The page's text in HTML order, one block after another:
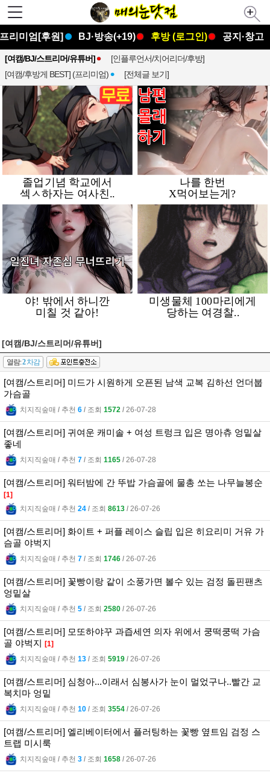
프리미엄[후원] BJ·방송(+19) 후방 (로그인) 공지·창고
[여캠/BJ/스트리머/유튜버]
[인플루언서/치어리더/후방]
[여캠/후방게 BEST] (프리미엄)
[전체글 보기]
[여캠/BJ/스트리머/유튜버]
열람:2차감
[여캠/스트리머] 미드가 시원하게 오픈된 남색 교복 김하선 언더붑
가슴골
치지직숲매 l 추천 6 l 조회 1572 l 26-07-28
[여캠/스트리머] 귀여운 캐미솔 + 여성 트렁크 입은 명아츄 엉밑살
좋네
치지직숲매 l 추천 7 l 조회 1165 l 26-07-28
[여캠/스트리머] 워터밤에 간 뚜밥 가슴골에 물총 쏘는 나무늘봉순
[1]
치지직숲매 l 추천 24 l 조회 8613 l 26-07-26
[여캠/스트리머] 화이트 + 퍼플 레이스 슬립 입은 히요리미 거유 가
슴골 야벅지
치지직숲매 l 추천 7 l 조회 1746 l 26-07-26
[여캠/스트리머] 꽃빵이랑 같이 소풍가면 볼수 있는 검정 돌핀팬츠
엉밑살
치지직숲매 l 추천 5 l 조회 2580 l 26-07-26
[여캠/스트리머] 모또하야꾸 과즙세연 의자 위에서 쿵떡쿵떡 가슴
골 야벅지 [1]
치지직숲매 l 추천 13 l 조회 5919 l 26-07-26
[여캠/스트리머] 심청아...이래서 심봉사가 눈이 멀었구나..빨간 교
복치마 엉밑
치지직숲매 l 추천 10 l 조회 3554 l 26-07-26
[여캠/스트리머] 엘리베이터에서 플러팅하는 꽃빵 옆트임 검정 스
트랩 미시룩
치지직숲매 l 추천 3 l 조회 1658 l 26-07-26